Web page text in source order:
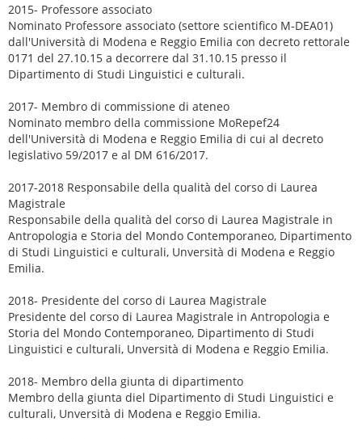
2015- Professore associato
Nominato Professore associato (settore scientifico M-DEA01)
dall'Università di Modena e Reggio Emilia con decreto rettorale
0171 del 27.10.15 a decorrere dal 31.10.15 presso il
Dipartimento di Studi Linguistici e culturali.
2017- Membro di commissione di ateneo
Nominato membro della commissione MoRepef24
dell'Università di Modena e Reggio Emilia di cui al decreto
legislativo 59/2017 e al DM 616/2017.
2017-2018 Responsabile della qualità del corso di Laurea
Magistrale
Responsabile della qualità del corso di Laurea Magistrale in
Antropologia e Storia del Mondo Contemporaneo, Dipartimento
di Studi Linguistici e culturali, Unversità di Modena e Reggio
Emilia.
2018- Presidente del corso di Laurea Magistrale
Presidente del corso di Laurea Magistrale in Antropologia e
Storia del Mondo Contemporaneo, Dipartimento di Studi
Linguistici e culturali, Unversità di Modena e Reggio Emilia.
2018- Membro della giunta di dipartimento
Membro della giunta diel Dipartimento di Studi Linguistici e
culturali, Unversità di Modena e Reggio Emilia.